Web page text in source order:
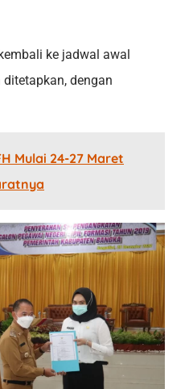
ke jadwal awal
dengan
Mulai 24-27 Maret